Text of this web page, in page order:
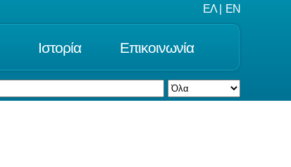
ΕΛ EN
Ιστορία Επικοινωνία